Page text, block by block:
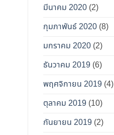
มีนาคม 2020 (2)
กุมภาพันธ์ 2020 (8)
มกราคม 2020 (2)
ธันวาคม 2019 (6)
พฤศจิกายน 2019 (4)
ตุลาคม 2019 (10)
กันยายน 2019 (2)